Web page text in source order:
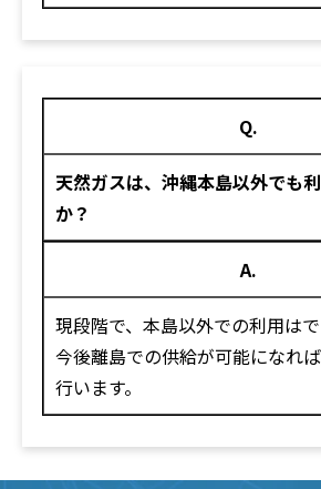
Q.
天然ガスは、沖縄本島以外でも
か？
A.
現段階で、本島以外での利用はで
今後離島での供給が可能になれ
行います。